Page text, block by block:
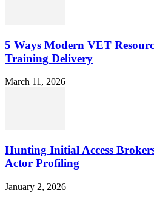
5 Ways Modern VET
Training Delivery
March 11, 2026
Hunting Initial Access
Actor Profiling
January 2, 2026